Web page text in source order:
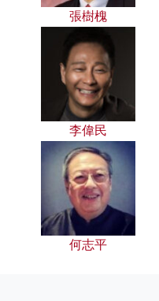
張樹槐
李偉民
何志平